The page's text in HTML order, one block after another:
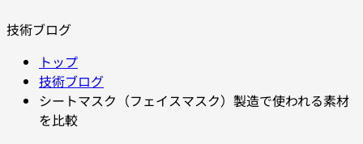
技術ブログ
トップ
技術ブログ
シートマスク（フェイスマスク）製造で使われる素材
を比較